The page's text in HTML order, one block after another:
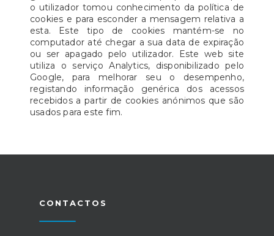
o utilizador tomou conhecimento da política de
cookies e para esconder a mensagem relativa a
esta. Este tipo de cookies mantém-se no
computador até chegar a sua data de expiração
ou ser apagado pelo utilizador. Este web site
utiliza o serviço Analytics, disponibilizado pelo
Google, para melhorar seu o desempenho,
registando informação genérica dos acessos
recebidos a partir de cookies anónimos que são
usados para este fim.
CONTACTOS